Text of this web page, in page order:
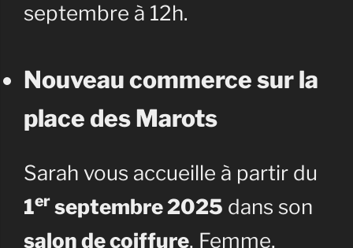
septembre à 12h.
Nouveau commerce sur la
place des Marots
Sarah vous accueille à partir du
1er septembre 2025 dans son
salon de coiffure, Femme,